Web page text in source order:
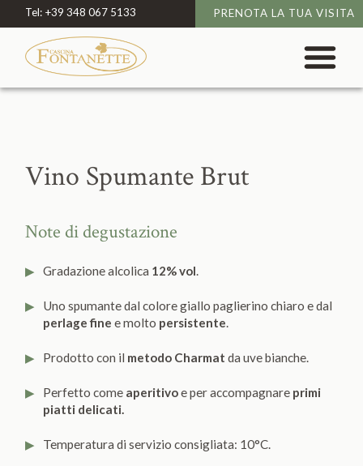
Tel: +39 348 067 5133 PRENOTA LA TUA VISITA
Vino Spumante Brut
Note di degustazione
Gradazione alcolica 12% vol.
Uno spumante dal colore giallo paglierino chiaro e dal
perlage fine e molto persistente.
Prodotto con il metodo Charmat da uve bianche.
Perfetto come aperitivoe per accompagnare primi
piatti delicati.
Temperatura di servizio consigliata: 10°C.